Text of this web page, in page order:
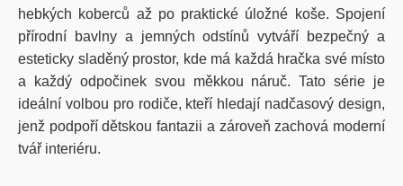
hebkých koberců až po praktické úložné koše. Spojení
přírodní bavlny a jemných odstínů vytváří bezpečný a
esteticky sladěný prostor, kde má každá hračka své místo
a každý odpočinek svou měkkou náruč. Tato série je
ideální volbou pro rodiče, kteří hledají nadčasový design,
jenž podpoří dětskou fantazii a zároveň zachová moderní
tvář interiéru.